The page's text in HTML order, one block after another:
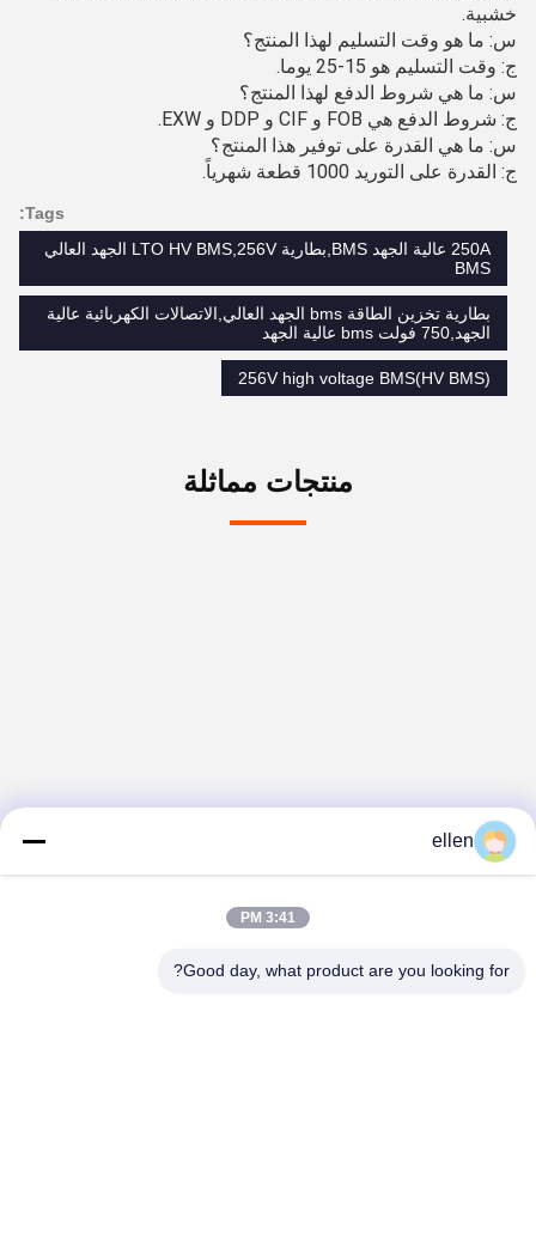
خشبية.
س: ما هو وقت التسليم لهذا المنتج؟
ج: وقت التسليم هو 15-25 يوما.
س: ما هي شروط الدفع لهذا المنتج؟
ج: شروط الدفع هي FOB و CIF و DDP و EXW.
س: ما هي القدرة على توفير هذا المنتج؟
ج: القدرة على التوريد 1000 قطعة شهرياً.
Tags:
250A عالية الجهد BMS,بطارية LTO HV BMS,256V الجهد العالي
BMS
بطارية تخزين الطاقة bms الجهد العالي,الاتصالات الكهربائية عالية
الجهد,750 فولت bms عالية الجهد
256V high voltage BMS(HV BMS)
منتجات مماثلة
ellen
3:41 PM
Good day, what product are you looking for?